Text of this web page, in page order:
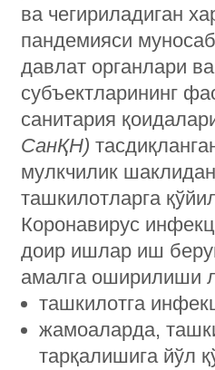
ва чегириладиган
пандемияси
давлат органлари
субъектларининг
санитария
СанҚН)
мулкчилик
ташкилотларга
Коронавирус
доир ишлар иш
амалга оширилиши
ташкилотга
жамоаларда,
тарқалишига йўл